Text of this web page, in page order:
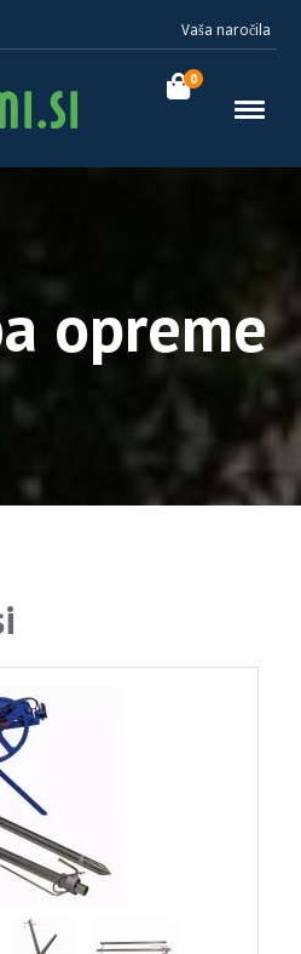
Vaša naročila
0
opreme